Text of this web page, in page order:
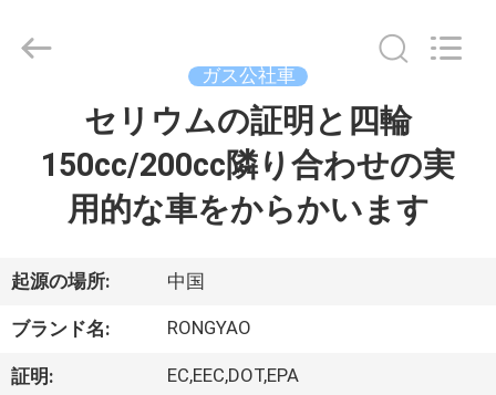
ダ
ク
ト
Shanghai
Rongyao
ガス公社車
セリウムの証明と四輪
150cc/200cc隣り合わせの実
用的な車をからかいます
起源の場所: 中国
ブランド名: RONGYAO
証明: EC,EEC,DOT,EPA